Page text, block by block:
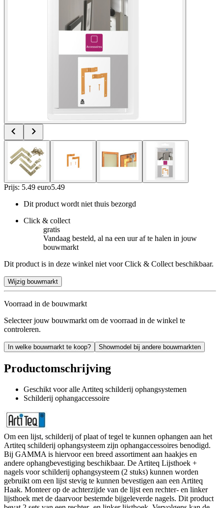
Prijs: 5.49 euro5.49
Dit product wordt niet thuis bezorgd
Click & collect
gratis
Vandaag besteld, al na een uur af te halen in jouw
bouwmarkt
Dit product is in deze winkel niet voor Click & Collect beschikbaar.
Wijzig bouwmarkt
Voorraad in de bouwmarkt
Selecteer jouw bouwmarkt om de voorraad in de winkel te
controleren.
In welke bouwmarkt te koop? Showmodel bij andere bouwmarkten
Productomschrijving
Geschikt voor alle Artiteq schilderij ophangsystemen
Schilderij ophangaccessoire
Om een lijst, schilderij of plaat of tegel te kunnen ophangen aan het
Artiteq schilderij ophangsysteem zijn ophangaccessoires benodigd.
Bij GAMMA is hiervoor een breed assortiment aan haakjes en
andere ophangbevestiging beschikbaar. De Artiteq Lijsthoek +
nagels voor schilderij ophangsysteem (2 stuks) kunnen worden
gebruikt om een lijst stevig te kunnen bevestigen aan een Artiteq
Haak. Monteer op de achterzijde van de lijst een rechter- en linker
lijsthoek met de daarvoor bestemde bijgeleverde nagels. Dit product